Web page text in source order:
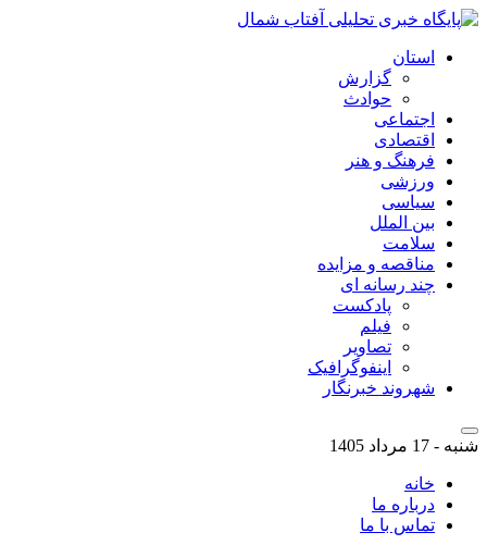
استان
گزارش
حوادث
اجتماعی
اقتصادی
فرهنگ و هنر
ورزشی
سیاسی
بین الملل
سلامت
مناقصه و مزایده
چند رسانه ای
پادکست
فیلم
تصاویر
اینفوگرافیک
شهروند خبرنگار
شنبه - 17 مرداد 1405
خانه
درباره ما
تماس با ما